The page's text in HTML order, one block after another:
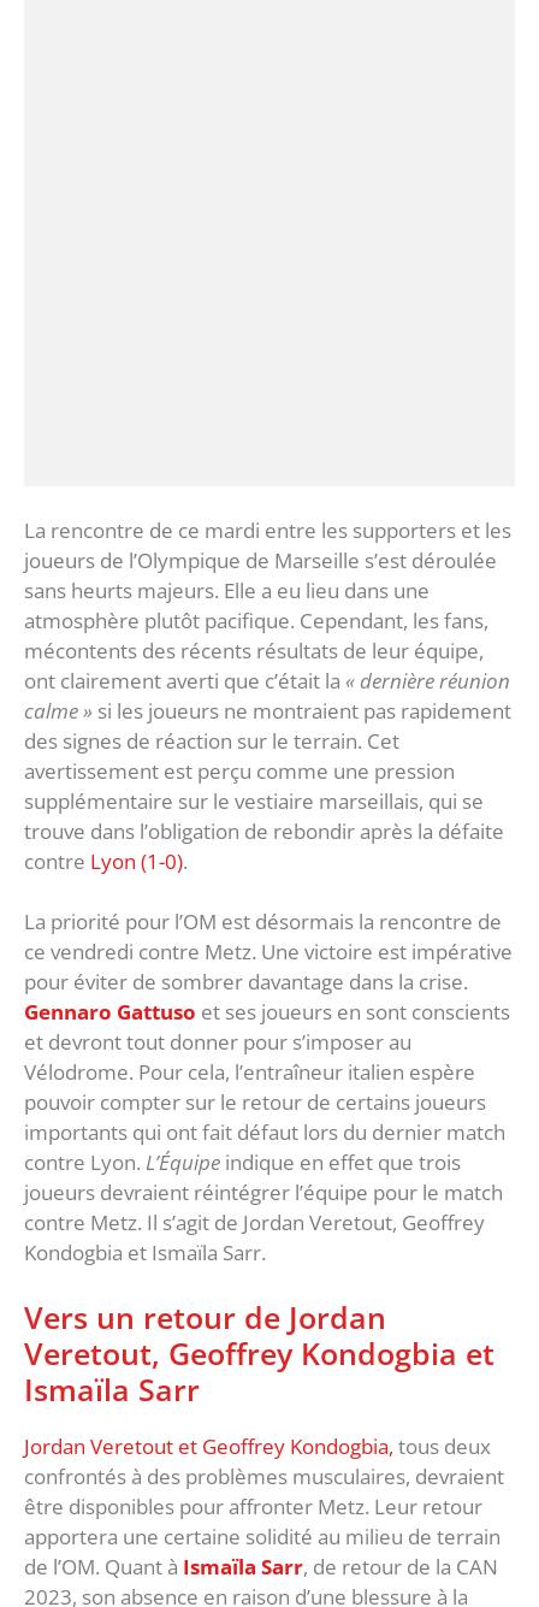
La rencontre de ce mardi entre les supporters et les
joueurs de l’Olympique de Marseille s’est déroulée
sans heurts majeurs. Elle a eu lieu dans une
atmosphère plutôt pacifique. Cependant, les fans,
mécontents des récents résultats de leur équipe,
ont clairement averti que c’était la « dernière réunion
calme » si les joueurs ne montraient pas rapidement
des signes de réaction sur le terrain. Cet
avertissement est perçu comme une pression
supplémentaire sur le vestiaire marseillais, qui se
trouve dans l’obligation de rebondir après la défaite
contre Lyon (1-0).
La priorité pour l’OM est désormais la rencontre de
ce vendredi contre Metz. Une victoire est impérative
pour éviter de sombrer davantage dans la crise.
Gennaro Gattuso et ses joueurs en sont conscients
et devront tout donner pour s’imposer au
Vélodrome. Pour cela, l’entraîneur italien espère
pouvoir compter sur le retour de certains joueurs
importants qui ont fait défaut lors du dernier match
contre Lyon. L’Équipe indique en effet que trois
joueurs devraient réintégrer l’équipe pour le match
contre Metz. Il s’agit de Jordan Veretout, Geoffrey
Kondogbia et Ismaïla Sarr.
Vers un retour de Jordan
Veretout, Geoffrey Kondogbia et
Ismaïla Sarr
Jordan Veretout et Geoffrey Kondogbia, tous deux
confrontés à des problèmes musculaires, devraient
être disponibles pour affronter Metz. Leur retour
apportera une certaine solidité au milieu de terrain
de l’OM. Quant à Ismaïla Sarr, de retour de la CAN
2023, son absence en raison d’une blessure à la